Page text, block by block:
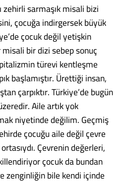
sarmaşık misali bizi
çocuğa indirgersek büyük
çocuk değil yetişkin
bir dizi sebep sonuç
türevi kentleşme
başlamıştır. Ürettiği insan,
çarpıktır. Türkiye’de bugün
Aile artık yok
niyetinde değilim. Geçmiş
çocuğu aile değil çevre
Çevrenin değerleri,
çocuk da bundan
zenginliğin bile kendi içinde